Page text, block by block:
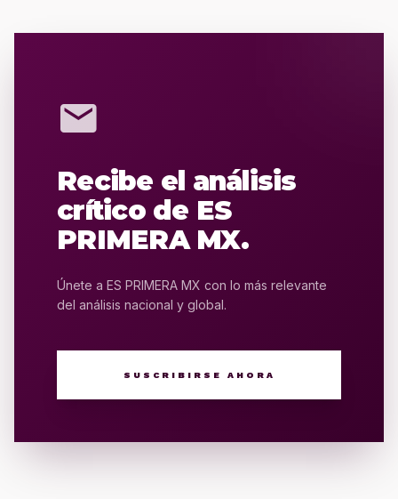
mail
Recibe el análisis
crítico de ES
PRIMERA MX.
Únete a ES PRIMERA MX con lo más relevante
del análisis nacional y global.
SUSCRIBIRSE AHORA